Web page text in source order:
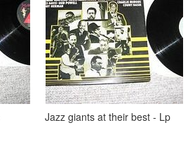
Jazz giants at their best - Lp